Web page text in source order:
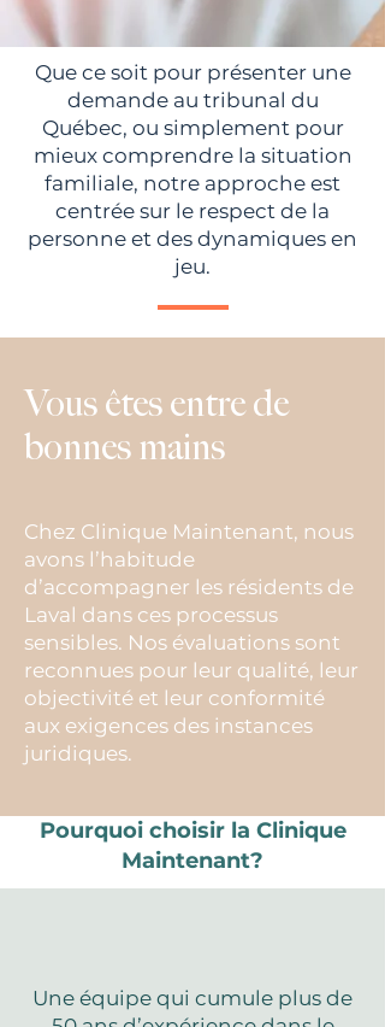
Que ce soit pour présenter une
demande au tribunal du
Québec, ou simplement pour
mieux comprendre la situation
familiale, notre approche est
centrée sur le respect de la
personne et des dynamiques en
jeu.
Vous êtes entre de
bonnes mains
Chez Clinique Maintenant, nous
avons l’habitude
d’accompagner les résidents de
Laval dans ces processus
sensibles. Nos évaluations sont
reconnues pour leur qualité, leur
objectivité et leur conformité
aux exigences des instances
juridiques.
Pourquoi choisir la Clinique
Maintenant?
Une équipe qui cumule plus de